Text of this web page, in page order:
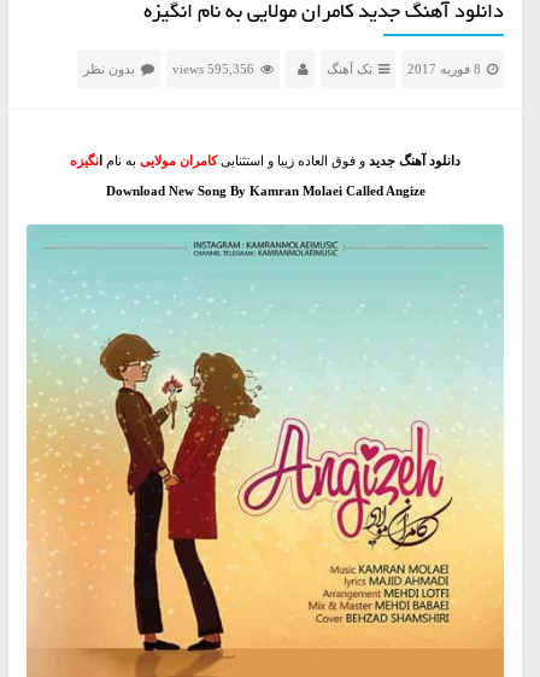
دانلود آهنگ جدید کامران مولایی به نام انگیزه
8 فوریه 2017 تک آهنگ 595,356 views بدون نظر
دانلود آهنگ جدید و فوق العاده زیبا و استثنایی کامران مولاییبه نام انگیزه
Download New Song By Kamran Molaei Called Angize